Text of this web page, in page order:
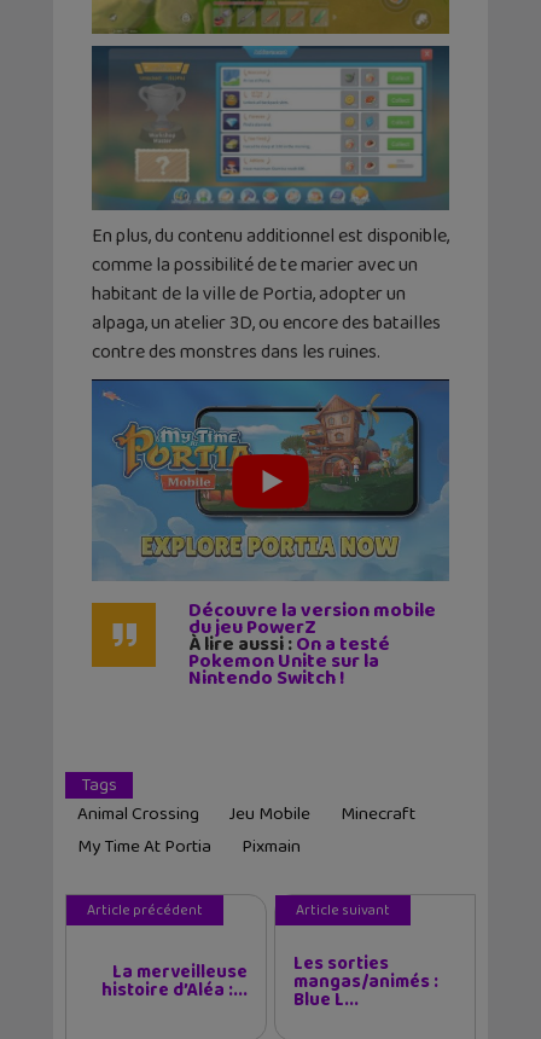
En plus, du contenu additionnel est disponible,
comme la possibilité de te marier avec un
habitant de la ville de Portia, adopter un
alpaga, un atelier 3D, ou encore des batailles
contre des monstres dans les ruines.
Découvre la version mobile
du jeu PowerZ
À lire aussi :On a testé
Pokemon Unite sur la
Nintendo Switch !
Tags
Animal Crossing
Jeu Mobile
Minecraft
My Time At Portia
Pixmain
Article précédent
La merveilleuse
histoire d’Aléa :...
Article suivant
Les sorties
mangas/animés :
Blue L...